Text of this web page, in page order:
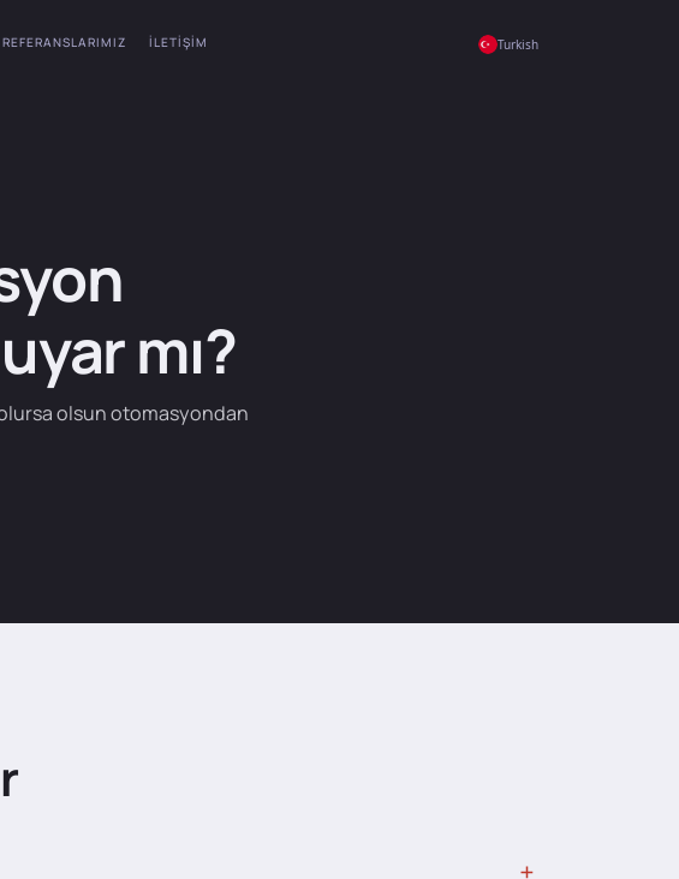
REFERANSLARIMIZ İLETIŞIM Turkish
mı?
olsun otomasyondan